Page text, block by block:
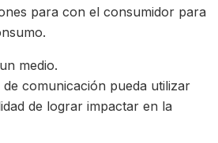
para con el consumidor para
medio.
de comunicación pueda utilizar
de lograr impactar en la